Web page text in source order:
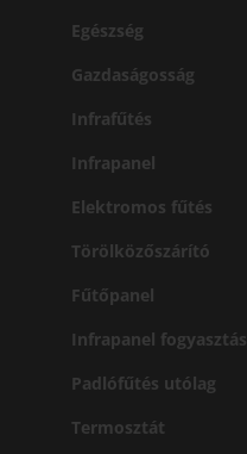
Egészség
Gazdaságosság
Infrafűtés
Infrapanel
Elektromos fűtés
Törölközőszárító
Fűtőpanel
Infrapanel fogyasztás
Padlófűtés utólag
Termosztát